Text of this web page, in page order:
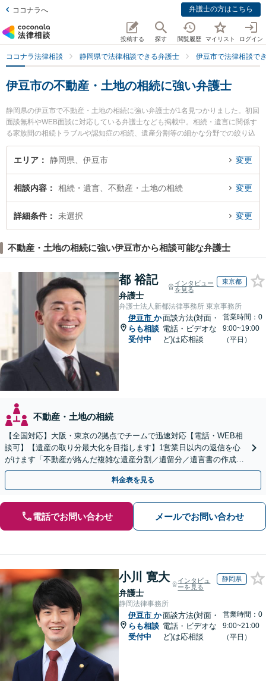
ココナラへ 弁護士の方はこちら
投稿する 探す 閲覧履歴 マイリスト ログイン
ココナラ法律相談 静岡県で法律相談できる弁護士 伊豆市で法律相談で
伊豆市の不動産・土地の相続に強い弁護士
静岡県の伊豆市で不動産・土地の相続に強い弁護士が1名見つかりました。初回
面談無料やWEB面談に対応している弁護士なども掲載中。相続・遺言に関係す
る家族間の相続トラブルや認知症の相続、遺産分割等の細かな分野での絞り込
み検索もでき便利です。特に修善寺法律事務所の吉田 朋師弁護士のプロフィー
ル情報や弁護士費用、強みなどが注目されています。『伊豆市で土日や夜間に
『初回相談無料で不動産・土地の相続を法律相談できる伊豆市内の弁護士に相
談予約したい』などでお困りの相談者さんにおすすめです。
エリア 静岡県、伊豆市 変更
相談内容 相続・遺言、不動産・土地の相続 変更
詳細条件 未選択 変更
不動産・土地の相続に強い伊豆市から相談可能な弁護士
都 裕記
弁護士
インタビュー
を見る
東京都
弁護士法人新都法律事務所 東京事務所
伊豆市 か
らも相談
受付中
面談方法(対面・
電話・ビデオな
ど)は応相談
営業時間：0
9:00~19:00
（平日）
不動産・土地の相続
【全国対応】大阪・東京の2拠点でチームで迅速対応【電話・WEB相
談可】【遺産の取り分最大化を目指します】1営業日以内の返信を心
がけます「不動産が絡んだ複雑な遺産分割／遺留分／遺言書の作成・
執行／事業承継など、お任せください」【休日相談あり】
料金表を見る
電話でお問い合わせ メールでお問い合わせ
小川 寛大
弁護士
インタビュ
ーを見る
静岡県
静岡法律事務所
伊豆市 か
らも相談
受付中
面談方法(対面・
電話・ビデオな
ど)は応相談
営業時間：0
9:00~21:00
（平日）